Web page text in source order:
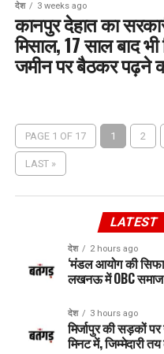
देश 3 weeks ago
कानपुर देहात का
मिसाल, 17 साल बाद
जमीन पर बैठकर पढ़ने
PAGE 1 OF 17 1 2
LAST »
LATEST
देश 2 hours ago
‘मंडल आयोग की
लखनऊ में OBC समाज
देश 3 hours ago
मिर्जापुर की सड़कों
मिनट में, जिम्मेदारी